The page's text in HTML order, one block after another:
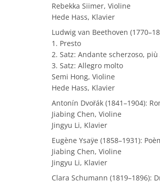
Rebekka Siimer, Violine
Hede Hass, Klavier
Ludwig van Beethoven
1. Presto
2. Satz: Andante scherzoso,
3. Satz: Allegro molto
Semi Hong, Violine
Hede Hass, Klavier
Antonín Dvořák (1841–1904):
Jiabing Chen, Violine
Jingyu Li, Klavier
Eugène Ysaÿe (1858–1931):
Jiabing Chen, Violine
Jingyu Li, Klavier
Clara Schumann (1819–1896):